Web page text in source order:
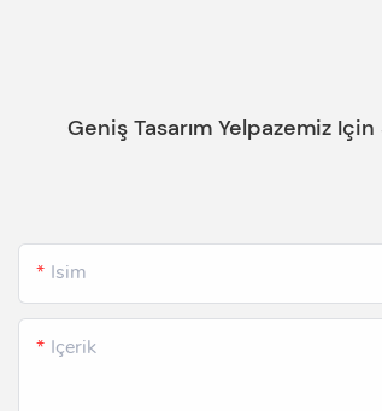
Geniş Tasarım Yelpazemiz
Isim
Içerik